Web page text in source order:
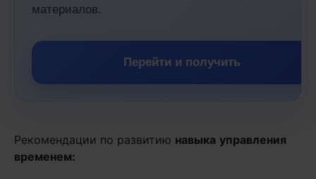
материалов.
Перейти и получить
Рекомендации по развитию навыка управления
временем: